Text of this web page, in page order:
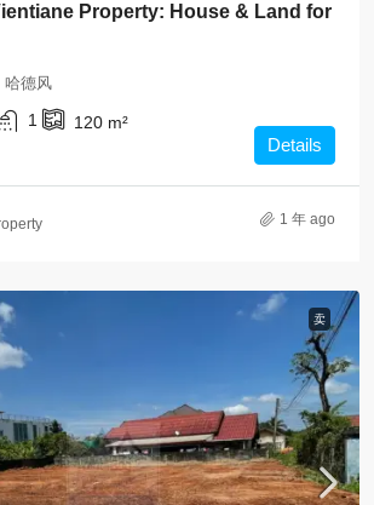
Property: House & Land for
哈德风
1 120 m²
Details
1 年 ago
卖